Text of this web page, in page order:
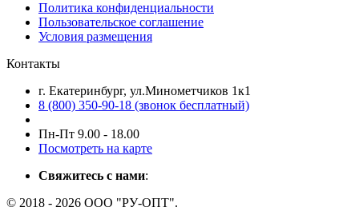
Политика конфиденциальности
Пользовательское соглашение
Условия размещения
Контакты
г. Екатеринбург, ул.Минометчиков 1к1
8 (800) 350-90-18 (звонок бесплатный)
Пн-Пт 9.00 - 18.00
Посмотреть на карте
Свяжитесь с нами:
© 2018 - 2026 ООО "РУ-ОПТ".